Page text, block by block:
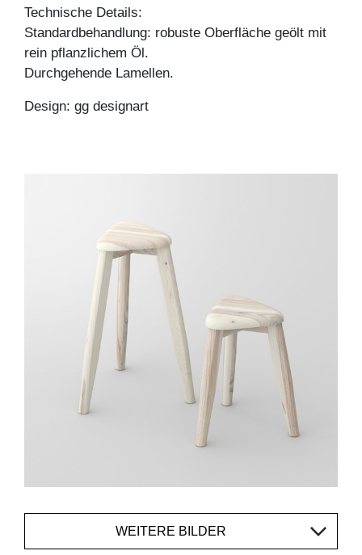
Technische Details:
Standardbehandlung: robuste Oberfläche geölt mit
rein pflanzlichem Öl.
Durchgehende Lamellen.
Design: gg designart
WEITERE BILDER